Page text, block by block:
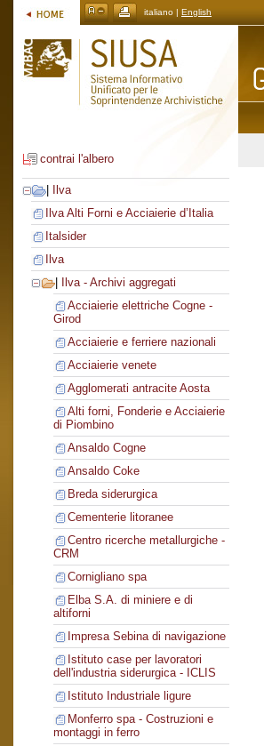
italiano | English
contrai l'albero
Ilva
Ilva Alti Forni e Acciaierie d’Italia
Italsider
Ilva
Ilva - Archivi aggregati
Acciaierie elettriche Cogne -
Girod
Acciaierie e ferriere nazionali
Acciaierie venete
Agglomerati antracite Aosta
Alti forni, Fonderie e Acciaierie
di Piombino
Ansaldo Cogne
Ansaldo Coke
Breda siderurgica
Cementerie litoranee
Centro ricerche metallurgiche -
CRM
Cornigliano spa
Elba S.A. di miniere e di
altiforni
Impresa Sebina di navigazione
Istituto case per lavoratori
dell'industria siderurgica - ICLIS
Istituto Industriale ligure
Monferro spa - Costruzioni e
montaggi in ferro